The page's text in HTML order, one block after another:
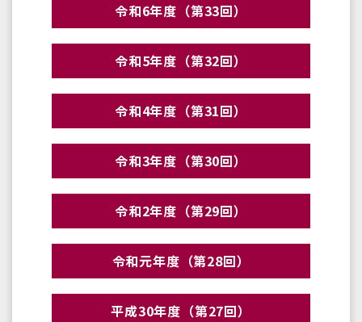
令和6年度（第33回）
令和5年度（第32回）
令和4年度（第31回）
令和3年度（第30回）
令和2年度（第29回）
令和元年度（第28回）
平成30年度（第27回）